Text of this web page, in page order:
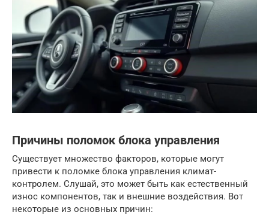
Причины поломок блока управления
Существует множество факторов, которые могут
привести к поломке блока управления климат-
контролем. Слушай, это может быть как естественный
износ компонентов, так и внешние воздействия. Вот
некоторые из основных причин: